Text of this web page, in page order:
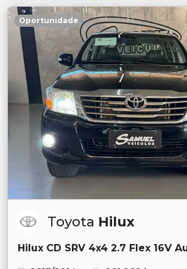
Oportunidade
Toyota Hilux
Hilux CD SRV 4x4 2.7 Flex 16V